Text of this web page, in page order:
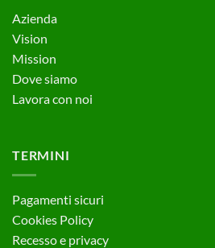
Azienda
Vision
Mission
Dove siamo
Lavora con noi
TERMINI
Pagamenti sicuri
Cookies Policy
Recesso e privacy